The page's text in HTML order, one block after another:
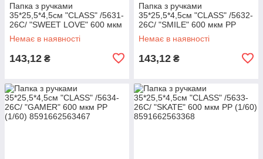
Папка з ручками
35*25,5*4,5см "CLASS" /5631-
26C/ "SWEET LOVE" 600 мкм
РР (1/60)
Немає в наявності
143,12 ₴
Папка з ручками
35*25,5*4,5см "CLASS" /5632-
26C/ "SMILE" 600 мкм РР
(1/60)
Немає в наявності
143,12 ₴